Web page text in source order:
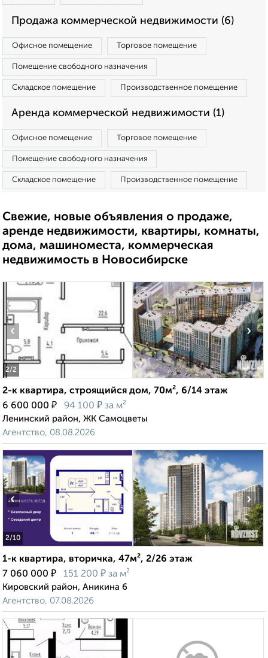
Продажа коммерческой недвижимости (6)
Офисное помещение Торговое помещение
Помещение свободного назначения
Складское помещение Производственное помещение
Аренда коммерческой недвижимости (1)
Офисное помещение Торговое помещение
Помещение свободного назначения
Складское помещение Производственное помещение
Свежие, новые объявления о продаже,
аренде недвижимости, квартиры, комнаты,
дома, машиноместа, коммерческая
недвижимость в Новосибирске
2/2
‹ ›
2-к квартира, строящийся дом, 70м², 6/14 этаж
6 600 000 ₽ 94 100 ₽ за м²
Ленинский район, ЖК Самоцветы
Агентство, 08.08.2026
2/10
‹ ›
1-к квартира, вторичка, 47м², 2/26 этаж
7 060 000 ₽ 151 200 ₽ за м²
Кировский район, Аникина 6
Агентство, 07.08.2026